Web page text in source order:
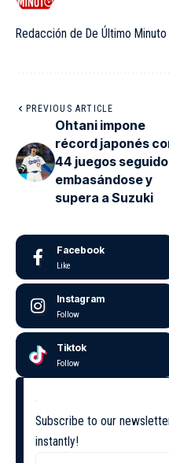
Redacción de De Último Minuto
PREVIOUS ARTICLE
Ohtani impone
récord japonés
44 juegos
embasándose y
supera a Suzuki
Facebook
Like
Instagram
Follow
Tiktok
Follow
Subscribe to our
instantly!